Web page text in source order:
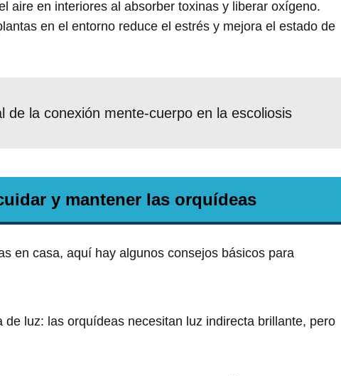
aire en interiores al absorber toxinas y liberar oxígeno.
en el entorno reduce el estrés y mejora el estado de
de la conexión mente-cuerpo en la escoliosis
y mantener las orquídeas
en casa, aquí hay algunos consejos básicos para
de luz: las orquídeas necesitan luz indirecta brillante, pero